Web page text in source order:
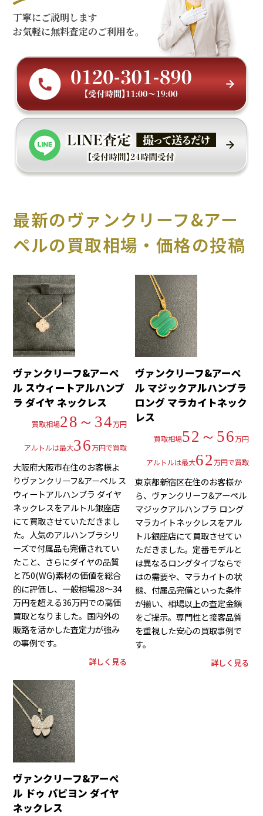
丁寧にご説明します
お気軽に無料査定のご利用を。
最新のヴァンクリーフ&アー
ペルの買取相場・価格の投稿
ヴァンクリーフ&アーペ
ル スウィートアルハンブ
ラ ダイヤ ネックレス
買取相場28～34万円
アルトルは最大36万円で買取
大阪府大阪市在住のお客様よ
りヴァンクリーフ&アーペル ス
ウィートアルハンブラ ダイヤ
ネックレスをアルトル銀座店
にて買取させていただきまし
た。人気のアルハンブラシリ
ーズで付属品も完備されてい
たこと、さらにダイヤの品質
と750(WG)素材の価値を総合
的に評価し、一般相場28～34
万円を超える36万円での高価
買取となりました。国内外の
販路を活かした査定力が強み
の事例です。
詳しく見る
ヴァンクリーフ&アーペ
ル マジックアルハンブラ
ロング マラカイトネック
レス
買取相場52～56万円
アルトルは最大62万円で買取
東京都新宿区在住のお客様か
ら、ヴァンクリーフ&アーペル
マジックアルハンブラ ロング
マラカイトネックレスをアル
トル銀座店にて買取させてい
ただきました。定番モデルと
は異なるロングタイプならで
はの需要や、マラカイトの状
態、付属品完備といった条件
が揃い、相場以上の査定金額
をご提示。専門性と接客品質
を重視した安心の買取事例で
す。
詳しく見る
ヴァンクリーフ&アーペ
ル ドゥ パピヨン ダイヤ
ネックレス